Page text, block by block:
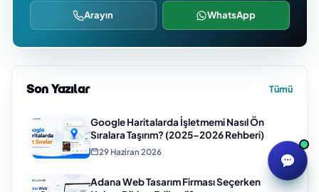
Arayın WhatsApp
Son Yazılar Tümü
Google Haritalarda İşletmemi Nasıl Ön
Sıralara Taşırım? (2025–2026 Rehberi)
29 Haziran 2026
Adana Web Tasarım Firması Seçerken